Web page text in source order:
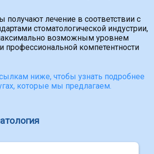
получают лечение в соответствии с
стоматологической индустрии,
возможным уровнем
профессиональной компетентности
ниже, чтобы узнать подробнее
которые мы предлагаем.